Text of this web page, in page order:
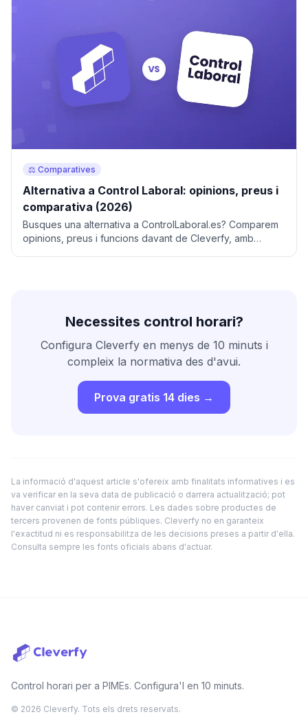
⚖️ Comparatives
Alternativa a Control Laboral: opinions, preus i
comparativa (2026)
Busques una alternativa a ControlLaboral.es? Comparem
opinions, preus i funcions davant de Cleverfy, amb
Necessites control horari?
Configura Cleverfy en menys de 10 minuts i
compleix la normativa des d'avui.
Prova gratis 14 dies →
La informació d'aquest article s'ofereix amb finalitats informatives i es
va verificar en la seva data de publicació o darrera actualització; pot
haver canviat i pot contenir errors. Les dades sobre productes de
tercers provenen de fonts públiques. Cleverfy no en garanteix
l'exactitud ni es responsabilitza de les decisions preses a partir d'ella.
Consulta sempre les fonts oficials abans d'actuar.
Control horari per a PIMEs. Configura'l en 10 minuts.
© 2026 Cleverfy. Tots els drets reservats.